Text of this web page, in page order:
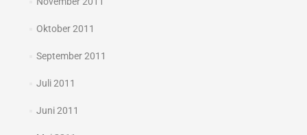
Oktober 2011
September 2011
Juli 2011
Juni 2011